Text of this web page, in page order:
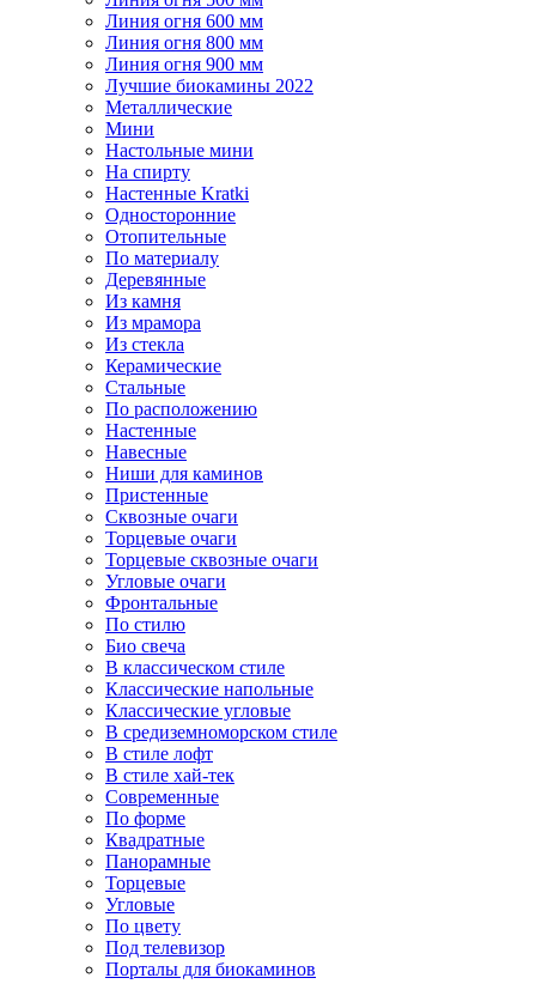
Линия огня 600 мм
Линия огня 800 мм
Линия огня 900 мм
Лучшие биокамины 2022
Металлические
Мини
Настольные мини
На спирту
Настенные Kratki
Односторонние
Отопительные
По материалу
Деревянные
Из камня
Из мрамора
Из стекла
Керамические
Стальные
По расположению
Настенные
Навесные
Ниши для каминов
Пристенные
Сквозные очаги
Торцевые очаги
Торцевые сквозные очаги
Угловые очаги
Фронтальные
По стилю
Био свеча
В классическом стиле
Классические напольные
Классические угловые
В средиземноморском стиле
В стиле лофт
В стиле хай-тек
Современные
По форме
Квадратные
Панорамные
Торцевые
Угловые
По цвету
Под телевизор
Порталы для биокаминов